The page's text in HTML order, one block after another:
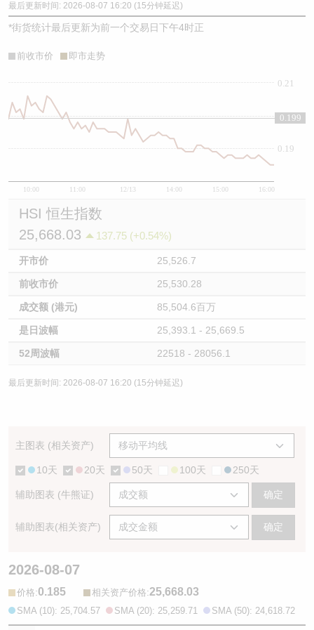
最后更新时间: 2026-08-07 16:20 (15分钟延迟)
*街货统计最后更新为前一个交易日下午4时正
前收市价 即市走势
10:00 11:00 12/13 14:00 15:00 16:00
0.19
0.2
0.21
0.199
HSI 恒生指数
25,668.03
137.75 (+0.54%)
开市价 25,526.7
前收市价 25,530.28
成交额 (港元) 85,504.6百万
是日波幅 25,393.1 - 25,669.5
52周波幅 22518 - 28056.1
最后更新时间: 2026-08-07 16:20 (15分钟延迟)
主图表 (相关资产)
10天 20天 50天 100天 250天
辅助图表 (牛熊证) 确定
辅助图表(相关资产) 确定
2026-08-07
价格:0.185 相关资产价格:25,668.03
SMA (10): 25,704.57 SMA (20): 25,259.71 SMA (50): 24,618.72